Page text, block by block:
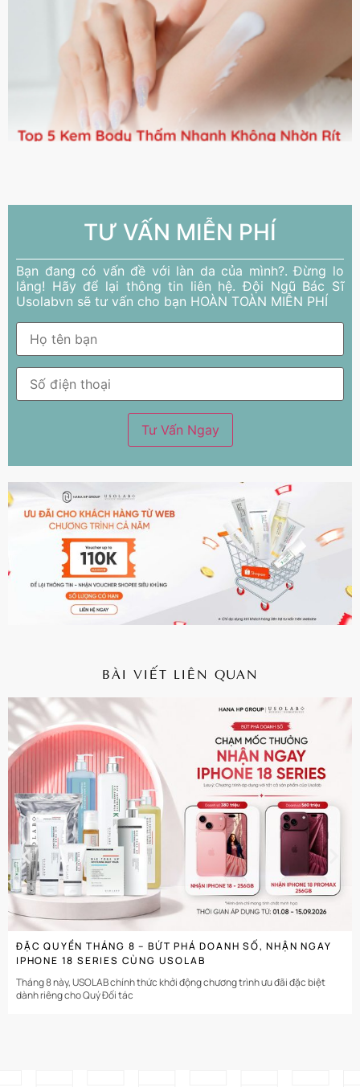
TƯ VẤN MIỄN PHÍ
Bạn đang có vấn đề với làn da của mình?. Đừng lo
lắng! Hãy để lại thông tin liên hệ. Đội Ngũ Bác Sĩ
Usolabvn sẽ tư vấn cho bạn HOÀN TOÀN MIỄN PHÍ
BÀI VIẾT LIÊN QUAN
CHI TIẾT
ĐẶC QUYỀN THÁNG 8 – BỨT PHÁ DOANH SỐ, NHẬN NGAY
IPHONE 18 SERIES CÙNG USOLAB
Tháng 8 này, USOLAB chính thức khởi động chương trình ưu đãi đặc biệt
dành riêng cho Quý Đối tác